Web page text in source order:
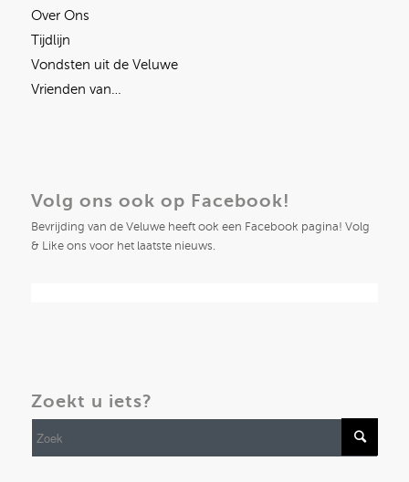
Over Ons
Tijdlijn
Vondsten uit de Veluwe
Vrienden van…
Volg ons ook op Facebook!
Bevrijding van de Veluwe heeft ook een Facebook pagina! Volg
& Like ons voor het laatste nieuws.
Zoekt u iets?